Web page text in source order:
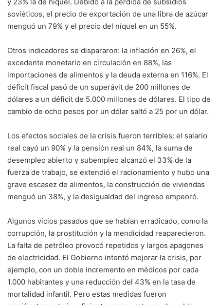
soviéticos, el precio de exportación de una libra de azúcar
menguó un 79% y el precio del níquel en un 55%.
Otros indicadores se dispararon: la inflación en 26%, el
excedente monetario en circulación en 88%, las
importaciones de alimentos y la deuda externa en 116%. El
déficit fiscal pasó de un superávit de 200 millones de
dólares a un déficit de 5.000 millones de dólares. El tipo de
cambio de ocho pesos por un dólar saltó a 25 por un dólar.
Los efectos sociales de la crisis fueron terribles: el salario
real cayó un 90% y la pensión real un 84%, la suma de
desempleo abierto y subempleo alcanzó el 33% de la
fuerza de trabajo, se extendió el racionamiento y hubo una
grave escasez de alimentos, la construcción de viviendas
menguó un 38%, y la desigualdad del ingreso empeoró.
Algunos vicios pasados que se habían erradicado, como la
corrupción, la prostitución y la mendicidad reaparecieron.
La falta de petróleo provocó repetidos y largos apagones
de electricidad. El Gobierno intentó mejorar la crisis, por
ejemplo, con un doble incremento en médicos por cada
1.000 habitantes y una reducción del 43% en la tasa de
mortalidad infantil. Pero estas medidas fueron